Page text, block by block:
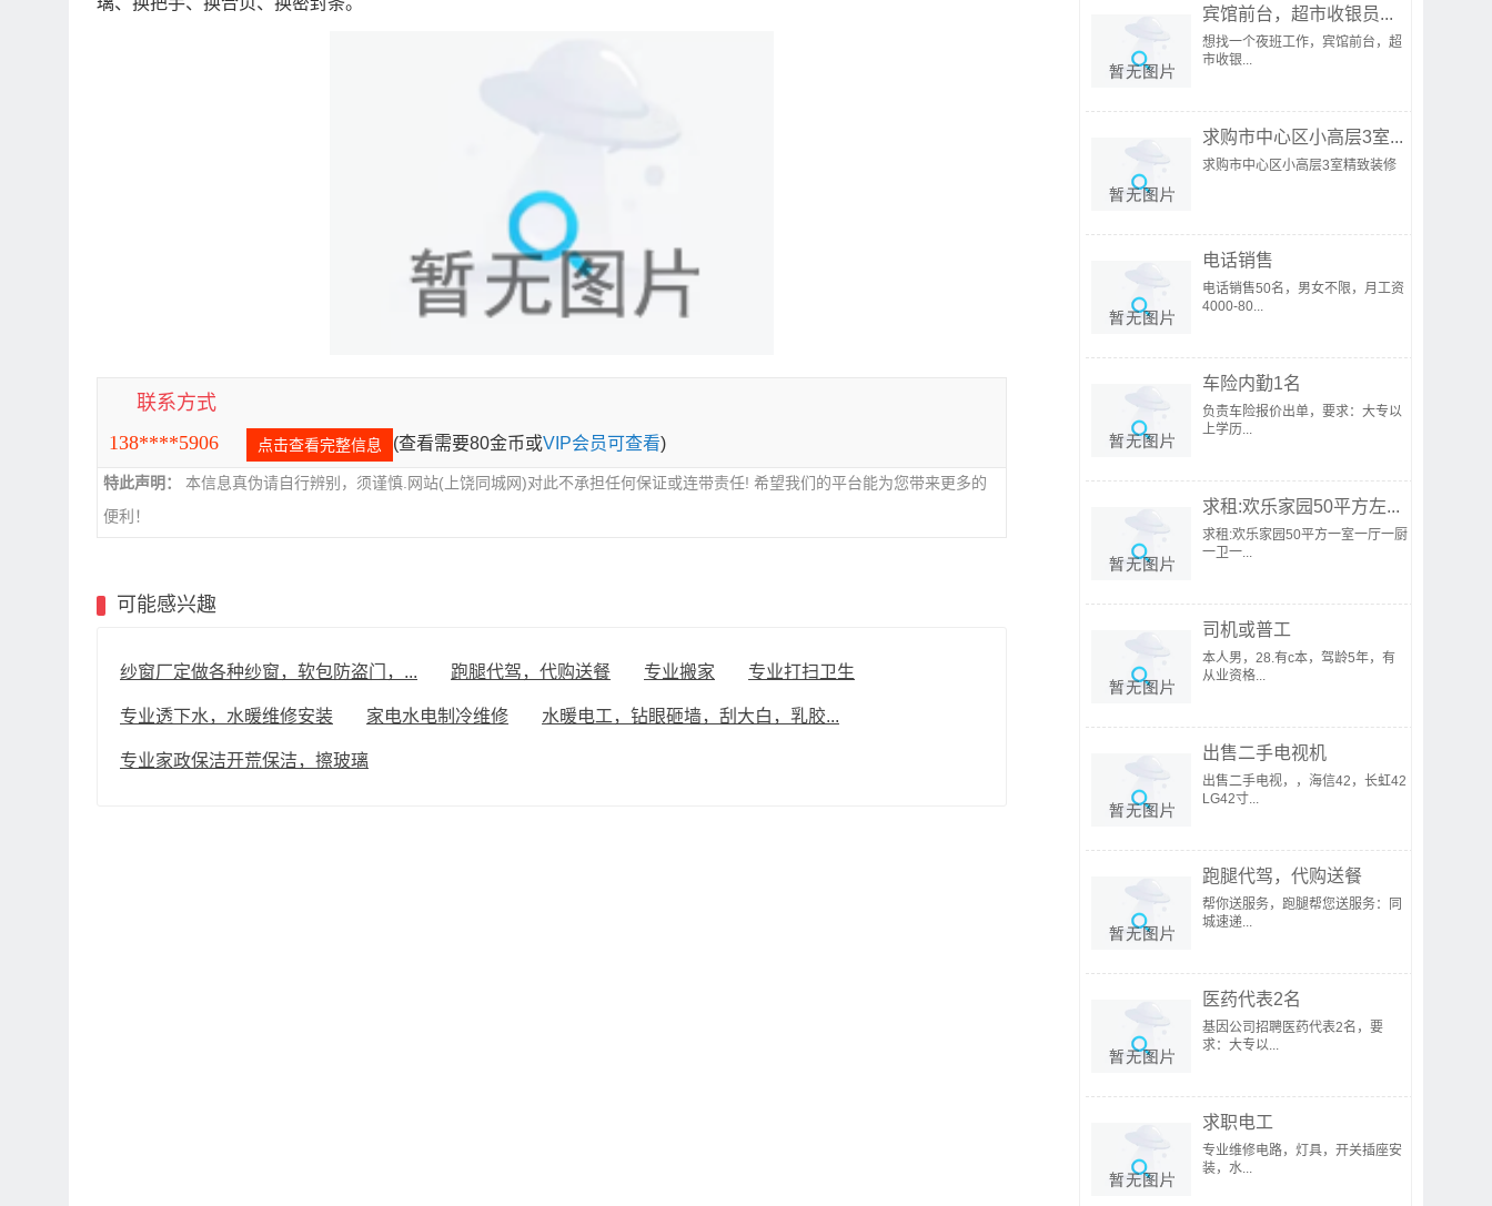
联系方式
138****5906
点击查看完整信息 (查看需要80金币或VIP会员可查看)
特此声明：
本信息真伪请自行辨别，须谨慎.网站(上饶同城网)对此不承担任何保证或连带责任! 希望我们的平台能为您带来更多的
便利！
可能感兴趣
纱窗厂定做各种纱窗，软包防盗门，... 跑腿代驾，代购送餐 专业搬家 专业打扫卫生
专业透下水，水暖维修安装 家电水电制冷维修 水暖电工，钻眼砸墙，刮大白，乳胶...
专业家政保洁开荒保洁，擦玻璃
宾馆前台，超市收银员...
想找一个夜班工作，宾馆前台，超
市收银...
求购市中心区小高层3室...
求购市中心区小高层3室精致装修
电话销售
电话销售50名，男女不限，月工资
4000-80...
车险内勤1名
负责车险报价出单，要求：大专以
上学历...
求租:欢乐家园50平方左...
求租:欢乐家园50平方一室一厅一厨
一卫一...
司机或普工
本人男，28.有c本，驾龄5年，有
从业资格...
出售二手电视机
出售二手电视，，海信42，长虹42
LG42寸...
跑腿代驾，代购送餐
帮你送服务，跑腿帮您送服务：同
城速递...
医药代表2名
基因公司招聘医药代表2名，要
求：大专以...
求职电工
专业维修电路，灯具，开关插座安
装，水...